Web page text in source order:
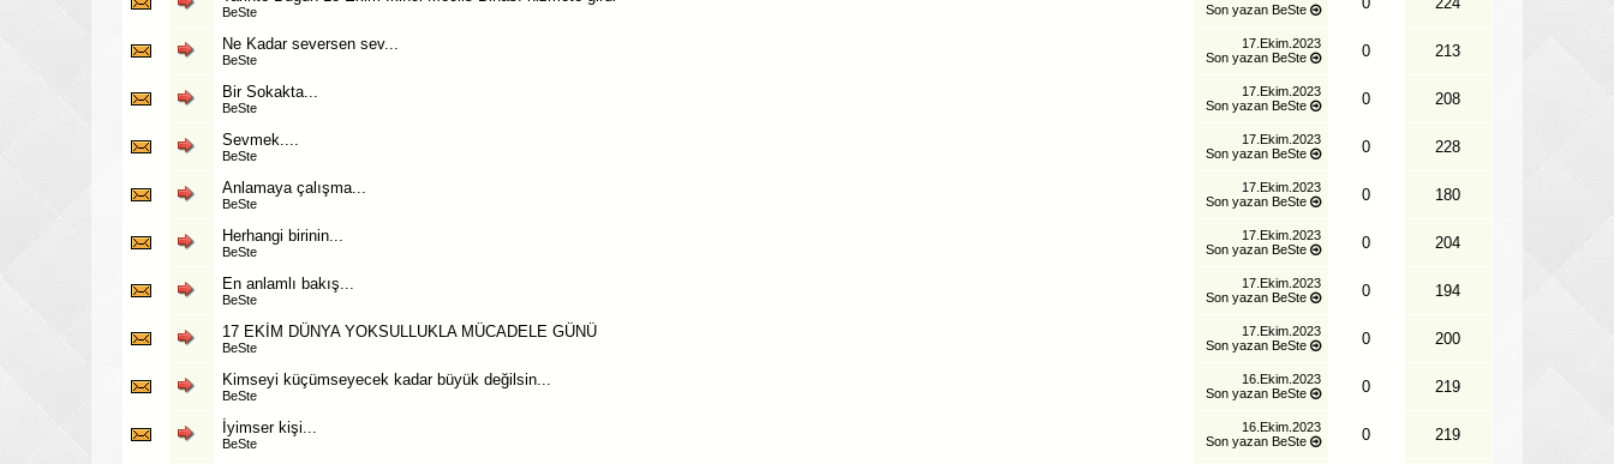
BeSte
Son yazan BeSte
Ne Kadar seversen sev...
BeSte
17.Ekim.2023
Son yazan BeSte 0 213
Bir Sokakta...
BeSte
17.Ekim.2023
Son yazan BeSte 0 208
Sevmek....
BeSte
17.Ekim.2023
Son yazan BeSte 0 228
Anlamaya çalışma...
BeSte
17.Ekim.2023
Son yazan BeSte 0 180
Herhangi birinin...
BeSte
17.Ekim.2023
Son yazan BeSte 0 204
En anlamlı bakış...
BeSte
17.Ekim.2023
Son yazan BeSte 0 194
17 EKİM DÜNYA YOKSULLUKLA MÜCADELE GÜNÜ
BeSte
17.Ekim.2023
Son yazan BeSte 0 200
Kimseyi küçümseyecek kadar büyük değilsin...
BeSte
16.Ekim.2023
Son yazan BeSte 0 219
İyimser kişi...
BeSte
16.Ekim.2023
Son yazan BeSte 0 219